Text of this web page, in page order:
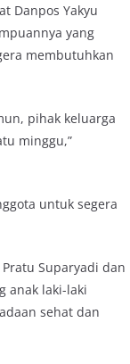
Danpos Yakyu
yang
membutuhkan
pihak keluarga
minggu,”
untuk segera
Suparyadi dan
anak laki-laki
sehat dan